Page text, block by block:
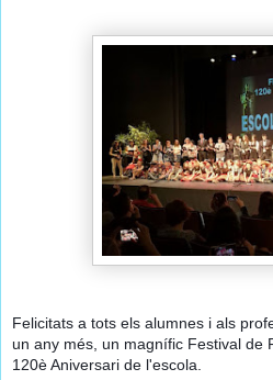
Felicitats a tots els alumnes i als
un any més, un magnífic Festival de
120è Aniversari de l'escola.